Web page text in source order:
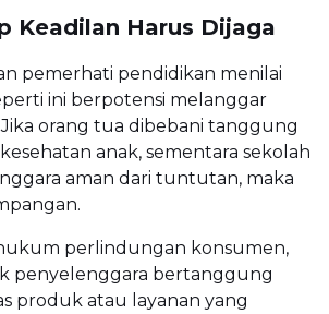
Keadilan Harus Dijaga
pemerhati pendidikan menilai
ini berpotensi melanggar
orang tua dibebani tanggung
anak, sementara sekolah
aman dari tuntutan, maka
perlindungan konsumen,
penyelenggara bertanggung
produk atau layanan yang